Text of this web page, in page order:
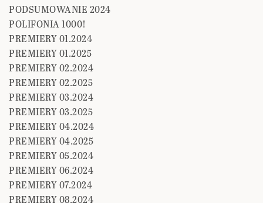
PODSUMOWANIE 2024
POLIFONIA 1000!
PREMIERY 01.2024
PREMIERY 01.2025
PREMIERY 02.2024
PREMIERY 02.2025
PREMIERY 03.2024
PREMIERY 03.2025
PREMIERY 04.2024
PREMIERY 04.2025
PREMIERY 05.2024
PREMIERY 06.2024
PREMIERY 07.2024
PREMIERY 08.2024